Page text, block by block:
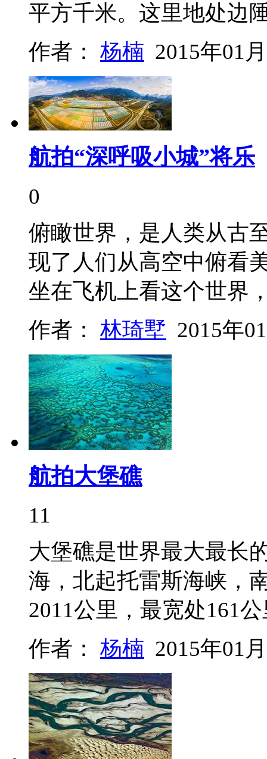
平方千米。这里地处
作者： 杨楠 2015年01
航拍“深呼吸小城”将乐
0
俯瞰世界，是人类从古
现了人们从高空中俯看
坐在飞机上看这个世
作者： 林琦墅 2015年
航拍大堡礁
11
大堡礁是世界最大最长
海，北起托雷斯海峡，
2011公里，最宽处161
作者： 杨楠 2015年01